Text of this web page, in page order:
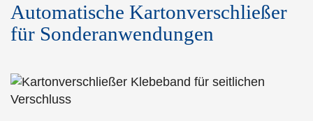
Automatische Kartonverschließer
für Sonderanwendungen